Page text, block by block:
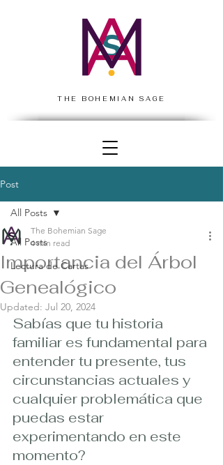
THE BOHEMIAN SAGE
Post
All Posts
Lectura de Cartas
All Posts
Importancia del Árbol
Genealógico
The Bohemian Sage
4 min read
Updated: Jul 20, 2024
Sabías que tu historia
familiar es fundamental para
entender tu presente, tus
circunstancias actuales y
cualquier problemática que
puedas estar
experimentando en este
momento?